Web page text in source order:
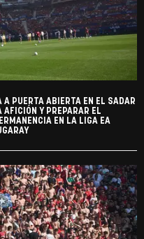
A PUERTA ABIERTA EN EL SADAR
AFICIÓN Y PREPARAR EL
EN LA LIGA EA